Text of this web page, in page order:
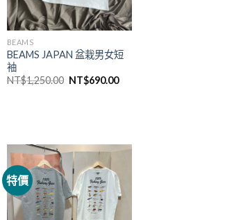
BEAMS
BEAMS JAPAN 盆栽男女短
袖
NT$1,250.00 NT$690.00
特價